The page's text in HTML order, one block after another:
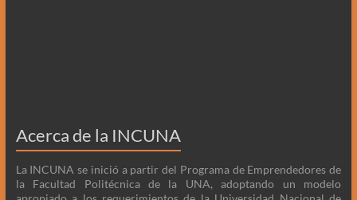
Acerca de la INCUNA
La INCUNA se inició a partir del Programa de Emprendedores de
la Facultad Politécnica de la UNA, adoptando un modelo